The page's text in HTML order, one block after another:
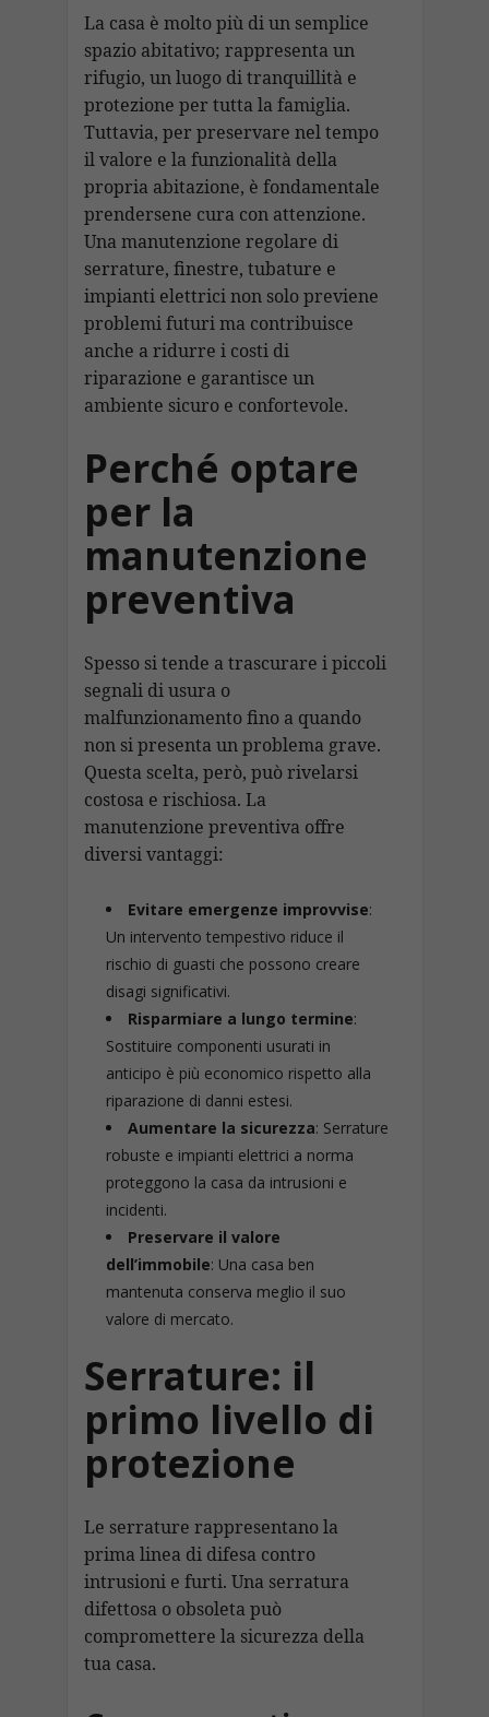
b
o
o
k
s
A
p
p
gr
a
m
e
dI
n
p
c
h
at
ai
l
p
y
Li
n
k
n
di
vi
di
La casa è molto più di un semplice
spazio abitativo; rappresenta un
rifugio, un luogo di tranquillità e
protezione per tutta la famiglia.
Tuttavia, per preservare nel tempo
il valore e la funzionalità della
propria abitazione, è fondamentale
prendersene cura con attenzione.
Una manutenzione regolare di
serrature, finestre, tubature e
impianti elettrici non solo previene
problemi futuri ma contribuisce
anche a ridurre i costi di
riparazione e garantisce un
ambiente sicuro e confortevole.
Perché optare
per la
manutenzione
preventiva
Spesso si tende a trascurare i piccoli
segnali di usura o
malfunzionamento fino a quando
non si presenta un problema grave.
Questa scelta, però, può rivelarsi
costosa e rischiosa. La
manutenzione preventiva offre
diversi vantaggi:
Evitare emergenze improvvise:
Un intervento tempestivo riduce il
rischio di guasti che possono creare
disagi significativi.
Risparmiare a lungo termine:
Sostituire componenti usurati in
anticipo è più economico rispetto alla
riparazione di danni estesi.
Aumentare la sicurezza: Serrature
robuste e impianti elettrici a norma
proteggono la casa da intrusioni e
incidenti.
Preservare il valore
dell’immobile: Una casa ben
mantenuta conserva meglio il suo
valore di mercato.
Serrature: il
primo livello di
protezione
Le serrature rappresentano la
prima linea di difesa contro
intrusioni e furti. Una serratura
difettosa o obsoleta può
compromettere la sicurezza della
tua casa.